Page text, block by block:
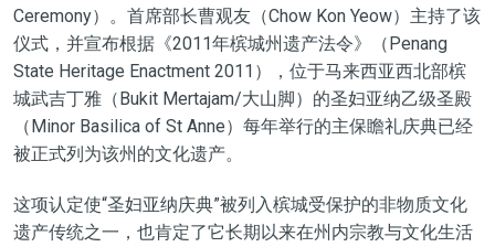
Ceremony）。首席部长曹观友（Chow Kon Yeow）主持了该
仪式，并宣布根据《2011年槟城州遗产法令》（Penang
State Heritage Enactment 2011），位于马来西亚西北部槟
城武吉丁雅（Bukit Mertajam/大山脚）的圣妇亚纳乙级圣殿
（Minor Basilica of St Anne）每年举行的主保瞻礼庆典已经
被正式列为该州的文化遗产。
这项认定使“圣妇亚纳庆典”被列入槟城受保护的非物质文化
遗产传统之一，也肯定了它长期以来在州内宗教与文化生活